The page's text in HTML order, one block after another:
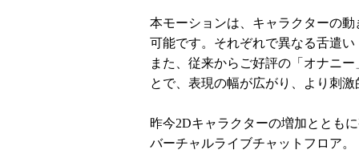
本モーションは、キャラクターの
可能です。それぞれで異なる舌遣
また、従来からご好評の「オナニ
とで、表現の幅が広がり、より刺
昨今2Dキャラクターの増加ととも
バーチャルライブチャットフロア。